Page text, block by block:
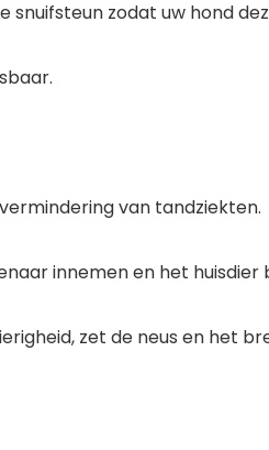
zodat uw hond
van tandziekten.
innemen en het huisdier
zet de neus en het